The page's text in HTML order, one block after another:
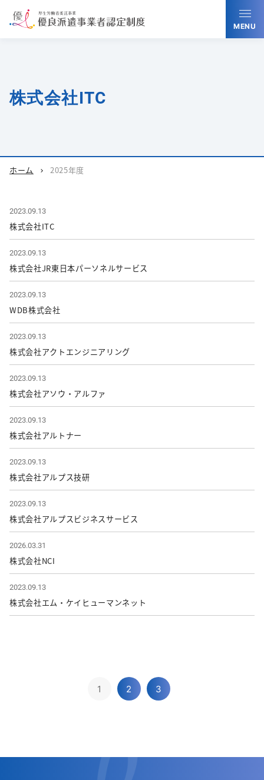
MENU
株式会社ITC
ホーム chevron_right 2025年度
2023.09.13
株式会社ITC
2023.09.13
株式会社JR東日本パーソネルサービス
2023.09.13
WDB株式会社
2023.09.13
株式会社アクトエンジニアリング
2023.09.13
株式会社アソウ・アルファ
2023.09.13
株式会社アルトナー
2023.09.13
株式会社アルプス技研
2023.09.13
株式会社アルプスビジネスサービス
2026.03.31
株式会社NCI
2023.09.13
株式会社エム・ケイヒューマンネット
1 2 3